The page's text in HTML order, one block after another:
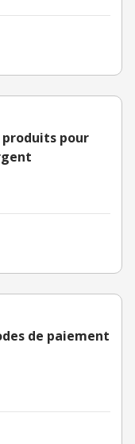
produits pour
de paiement